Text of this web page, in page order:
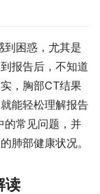
到困惑，尤其是
报告后，不知道
，胸部CT结果
能轻松理解报告
的常见问题，并
肺部健康状况。
读